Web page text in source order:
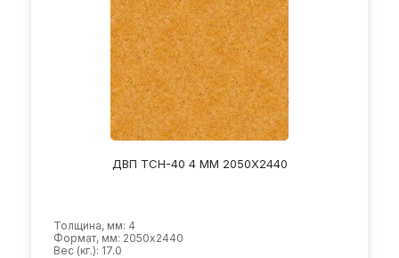
ДВП ТСН-40 4 ММ 2050Х2440
Толщина, мм: 4
Формат, мм: 2050х2440
Вес (кг.): 17.0